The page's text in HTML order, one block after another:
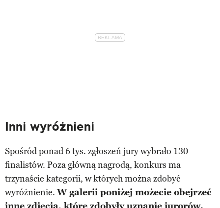
Inni wyróżnieni
Spośród ponad 6 tys. zgłoszeń jury wybrało 130
finalistów. Poza główną nagrodą, konkurs ma
trzynaście kategorii, w których można zdobyć
wyróżnienie.W galerii poniżej możecie obejrzeć